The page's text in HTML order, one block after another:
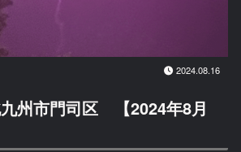
2024.08.16
州市門司区 【2024年8月